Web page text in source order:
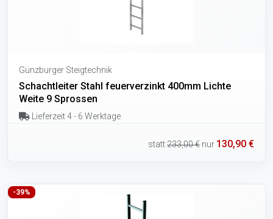
Günzburger Steigtechnik
Schachtleiter Stahl feuerverzinkt 400mm Lichte
Weite 9 Sprossen
Lieferzeit 4 - 6 Werktage
statt233,00 € nur 130,90 €
-39%